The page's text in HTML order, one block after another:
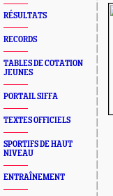
RÉSULTATS
RECORDS
TABLES DE COTATION
JEUNES
PORTAIL SIFFA
TEXTES OFFICIELS
SPORTIFS DE HAUT
NIVEAU
ENTRAÎNEMENT